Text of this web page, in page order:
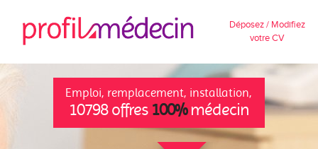
Déposez / Modifiez
votre CV
Emploi, remplacement, installation,
10798 offres 100%médecin